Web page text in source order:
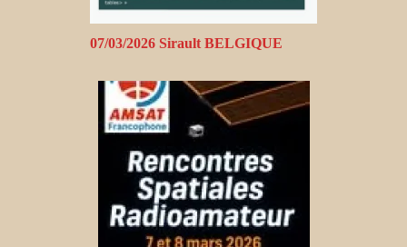
07/03/2026 Sirault BELGIQUE